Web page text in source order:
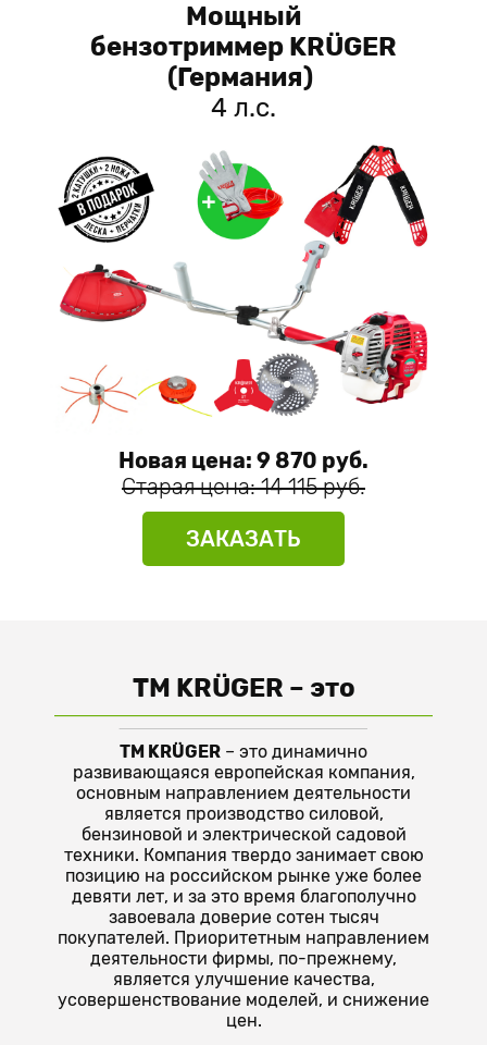
Мощный
бензотриммер KRÜGER
(Германия)
4 л.с.
Новая цена: 9 870 руб.
Старая цена: 14 115 руб.
ЗАКАЗАТЬ
TM KRÜGER – это
TM KRÜGER – это динамично
развивающаяся европейская компания,
основным направлением деятельности
является производство силовой,
бензиновой и электрической садовой
техники. Компания твердо занимает свою
позицию на российском рынке уже более
девяти лет, и за это время благополучно
завоевала доверие сотен тысяч
покупателей. Приоритетным направлением
деятельности фирмы, по-прежнему,
является улучшение качества,
усовершенствование моделей, и снижение
цен.